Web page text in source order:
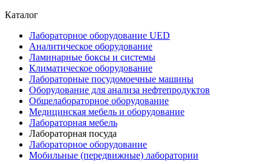
Каталог
Лабораторное оборудование UED
Аналитическое оборудование
Ламинарные боксы и системы
Климатическое оборудование
Лабораторные посудомоечные машины
Оборудование для анализа нефтепродуктов
Общелабораторное оборудование
Медицинская мебель и оборудование
Лабораторная мебель
Лабораторная посуда
Лабораторное оборудование
Мобильные (передвижные) лаборатории